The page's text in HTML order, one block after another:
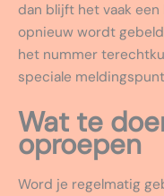
dan blijft het vaak
opnieuw wordt
het nummer
speciale
Wat te
oproepen
Word je regelmatig